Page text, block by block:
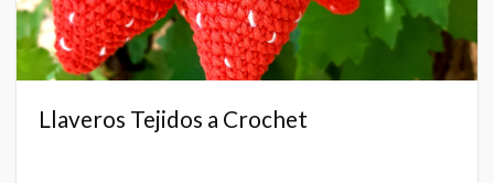
Llaveros Tejidos a Crochet